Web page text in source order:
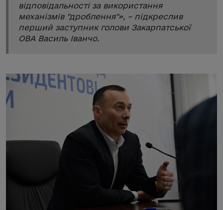
відповідальності за використання
механізмів "дроблення"», – підкреслив
перший заступник голови Закарпатської
ОВА Василь Іванчо.